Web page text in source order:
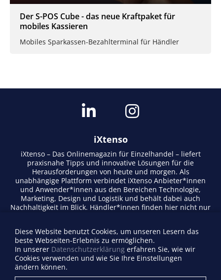
Der S-POS Cube - das neue Kraftpaket für
mobiles Kassieren
Mobiles Sparkassen-Bezahlterminal für Händler
iXtenso
iXtenso – Das Onlinemagazin für Einzelhandel – liefert
praxisnahe Tipps und innovative Lösungen für die
Herausforderungen von heute und morgen. Als
unabhängige Plattform verbindet iXtenso Anbieter*innen
und Anwender*innen aus den Bereichen Technologie,
Marketing, Design und Logistik und behält dabei auch
Nachhaltigkeit im Blick. Händler*innen finden hier nicht nur
lebendigen Schreibstil und relevantem Content fördert das
Magazin den Austausch innerhalb der Retail-Community.
Ob digitale Trends oder praktische Alltagstipps – iXtenso
macht Wissen für den Handel zugänglich.
Diese Website benutzt Cookies, um unseren Lesern das
beste Webseiten-Erlebnis zu ermöglichen.
In unserer Datenschutzerklärung erfahren Sie, wie wir
Cookies verwenden und wie Sie Ihre Einstellungen
ändern können.